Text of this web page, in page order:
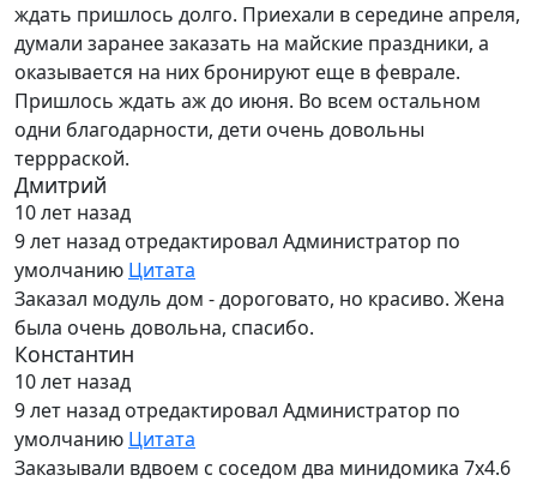
ждать пришлось долго. Приехали в середине апреля,
думали заранее заказать на майские праздники, а
оказывается на них бронируют еще в феврале.
Пришлось ждать аж до июня. Во всем остальном
одни благодарности, дети очень довольны
террраской.
Дмитрий
10 лет назад
9 лет назад отредактировал Администратор по
умолчанию Цитата
Заказал модуль дом - дороговато, но красиво. Жена
была очень довольна, спасибо.
Константин
10 лет назад
9 лет назад отредактировал Администратор по
умолчанию Цитата
Заказывали вдвоем с соседом два минидомика 7х4.6